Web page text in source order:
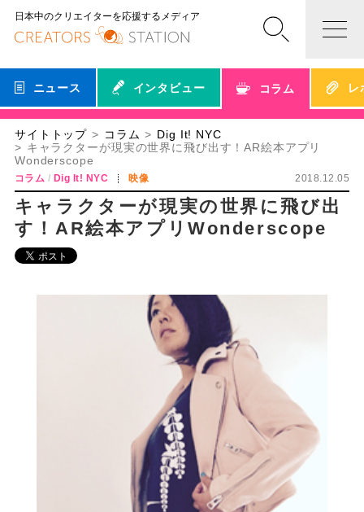
日本中のクリエイターを応援するメディア
ニュース インタビュー コラム レ
サイトトップ コラム
Dig It! NYC
キャラクターが現実の世界に飛び出す！AR絵本アプリ
Wonderscope
コラム Dig It! NYC 映像 2018.12.05
キャラクターが現実の世界に飛び出
す！AR絵本アプリWonderscope